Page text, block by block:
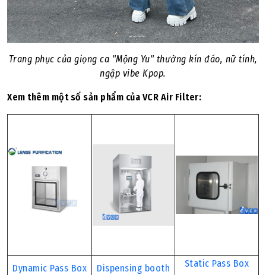
Trang phục của giọng ca "Mộng Yu" thường kín đáo, nữ tính,
ngập vibe Kpop.
Xem thêm một số sản phẩm của VCR Air Filter:
Dynamic Pass Box Dispensing booth Static Pass Box